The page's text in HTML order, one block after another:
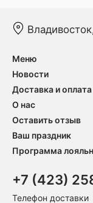
Меню
Новости
Доставка и оплата
О нас
Оставить отзыв
Ваш праздник
Программа
+7 (423)
Телефон доставки